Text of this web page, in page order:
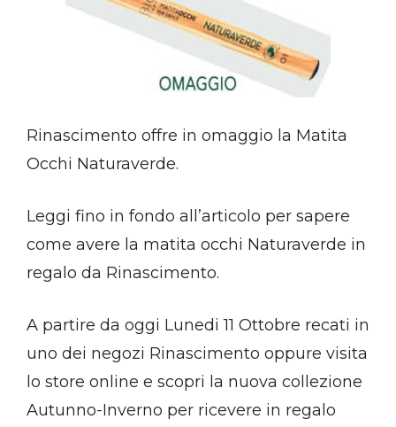
Rinascimento offre in omaggio la Matita
Occhi Naturaverde.
Leggi fino in fondo all’articolo per sapere
come avere la matita occhi Naturaverde in
regalo da Rinascimento.
A partire da oggi Lunedi 11 Ottobre recati in
uno dei negozi Rinascimento oppure visita
lo store online e scopri la nuova collezione
Autunno-Inverno per ricevere in regalo